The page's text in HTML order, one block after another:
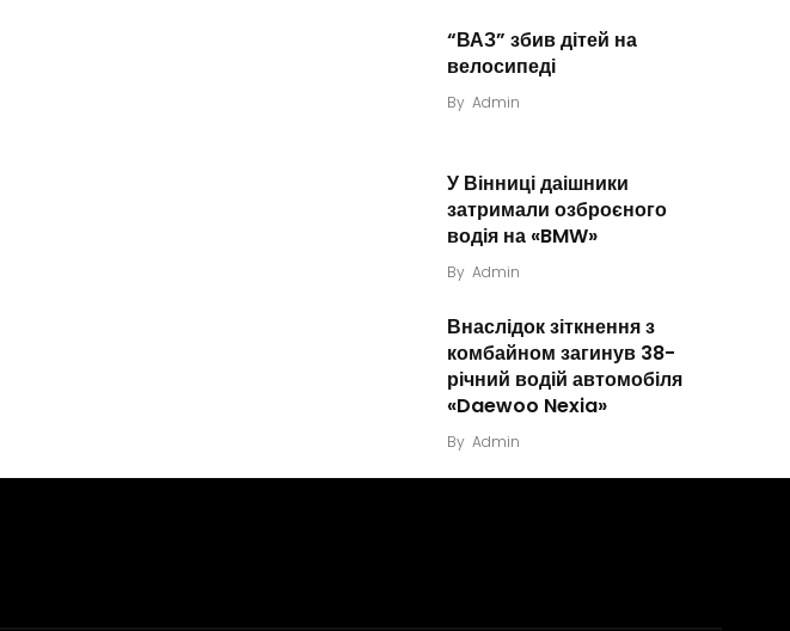
“ВАЗ” збив дітей на
велосипеді
By Admin
У Вінниці даішники
затримали озброєного
водія на «BMW»
By Admin
Внаслідок зіткнення з
комбайном загинув 38-
річний водій автомобіля
«Daewoo Nexia»
By Admin